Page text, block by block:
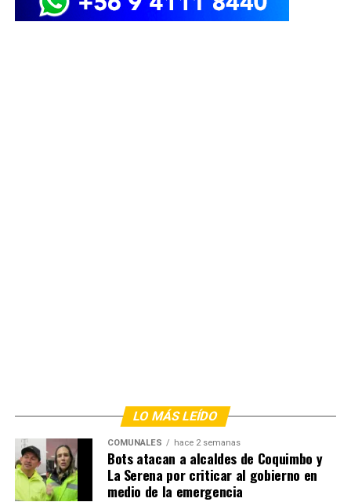
LO MÁS LEÍDO
COMUNALES hace 2 semanas
Bots atacan a alcaldes de Coquimbo y
La Serena por criticar al gobierno en
medio de la emergencia